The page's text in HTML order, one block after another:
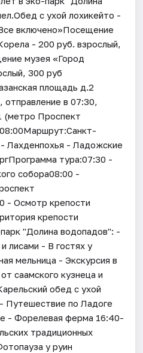
с ухой лохикейто -
включено»Посещение
- 200 руб. взрослый,
музея «Город
300 руб
площадь д.2
отправление в 07:30,
(метро Проспект
Лахденпохья - Ладожские
тура:07:30 -
собора08:00 -
- Осмотр крепости
крепости
"Долина водопадов": -
лисами - В гостях у
мельница - Экскурсия в
саамского кузнеца и
обед с ухой
Путешествие по Ладоге
- Форелевая ферма 16:40-
традиционных
у руин